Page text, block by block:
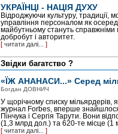
УКРАЇНЦІ - НАЦІЯ ДУХУ
Відроджуючи культуру, традиції,
управління персоналом як
майбутньому стануть справжніми
добробут і авторитет.
[ читати далі... ]
Звідки багатство ?
«ЇЖ АНАНАСИ...» Серед
Богдан ДОВНИЧ
У щорічному списку мільярдерів,
журнал Forbes, вперше знайшлося
Пінчука і Сергія Тарути. Вони
(1,3 млрд дол.) та 620-те місце (1
[ читати далі... ]